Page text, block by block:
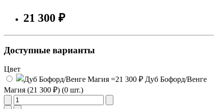
21 300 ₽
Доступные варианты
Цвет
Дуб Бофорд/Венге
Магия (21 300 ₽) (0 шт.)